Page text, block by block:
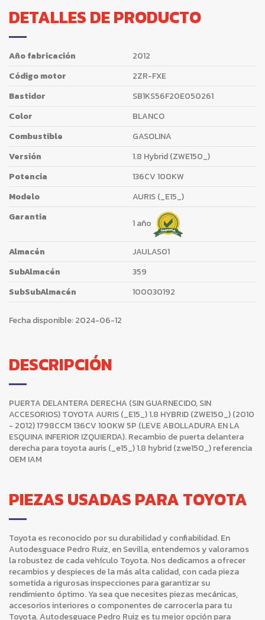
DETALLES DE PRODUCTO
Año fabricación
2012
Código motor
2ZR-FXE
Bastidor
SB1KS56F20E050261
Color
BLANCO
Combustible
GASOLINA
Versión
1.8 Hybrid (ZWE150_)
Potencia
136CV 100KW
Modelo
AURIS (_E15_)
Garantia
1 año
Almacén
JAULAS01
SubAlmacén
359
SubSubAlmacén
100030192
Fecha disponible:2024-06-12
DESCRIPCIÓN
PUERTA DELANTERA DERECHA (SIN GUARNECIDO, SIN
ACCESORIOS) TOYOTA AURIS (_E15_) 1.8 HYBRID (ZWE150_) (2010
- 2012) 1798CCM 136CV 100KW 5P (LEVE ABOLLADURA EN LA
ESQUINA INFERIOR IZQUIERDA). Recambio de puerta delantera
derecha para toyota auris (_e15_) 1.8 hybrid (zwe150_) referencia
OEM IAM
PIEZAS USADAS PARA TOYOTA
Toyota es reconocido por su durabilidad y confiabilidad. En
Autodesguace Pedro Ruiz, en Sevilla, entendemos y valoramos
la robustez de cada vehículo Toyota. Nos dedicamos a ofrecer
recambios y despieces de la más alta calidad, con cada pieza
sometida a rigurosas inspecciones para garantizar su
rendimiento óptimo. Ya sea que necesites piezas mecánicas,
accesorios interiores o componentes de carrocería para tu
Toyota, Autodesguace Pedro Ruiz es tu mejor opción para